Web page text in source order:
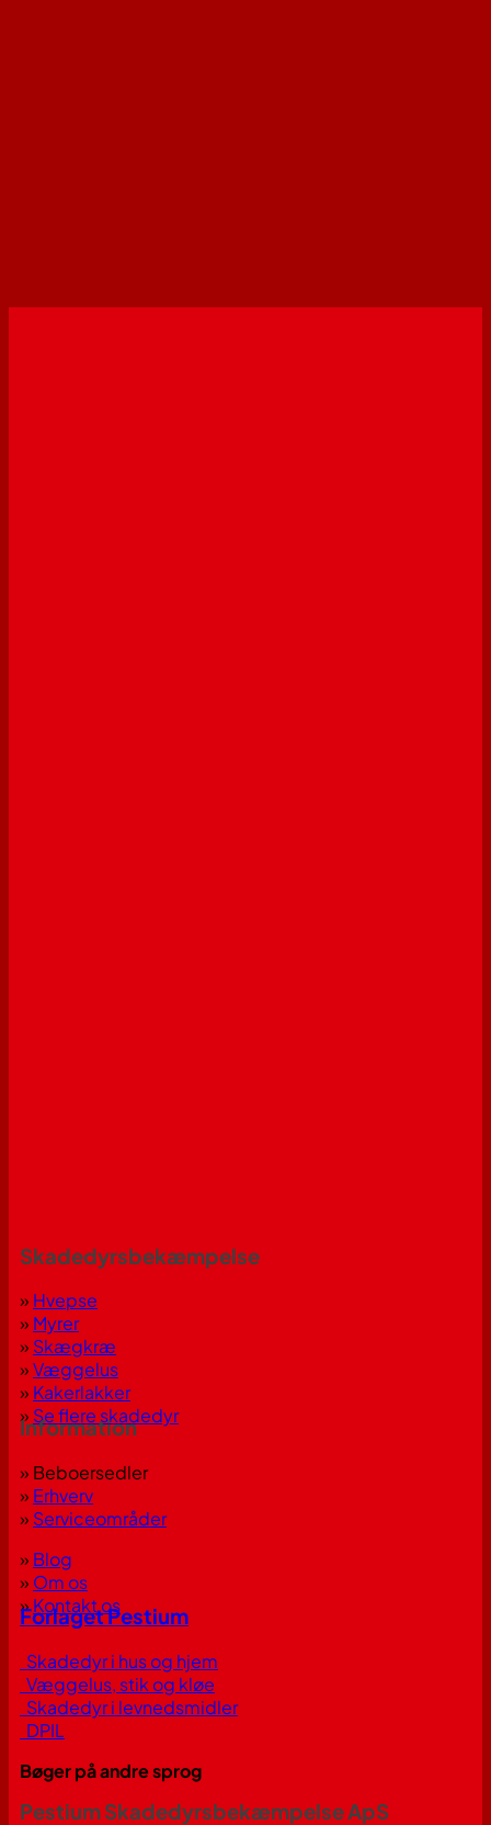
Skadedyrsbekæmpelse
» Hvepse
» Myrer
» Skægkræ
»Væggelus
» Kakerlakker
» Se flere skadedyr
Information
» Beboersedler
» Erhverv
» Serviceområder
» Blog
» Om os
»Kontakt os
Forlaget Pestium
Skadedyr i hus og hjem
Væggelus, stik og kløe
Skadedyr i levnedsmidler
DPIL
Bøger på andre sprog
Pestium Skadedyrsbekæmpelse ApS